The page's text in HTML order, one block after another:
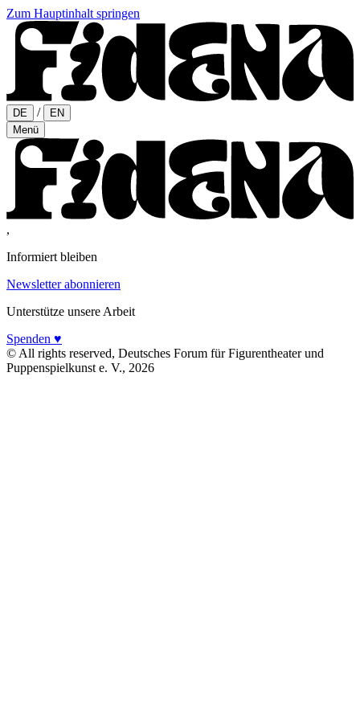
Zum Hauptinhalt springen
DE /
EN
Menü
,
Informiert bleiben
Newsletter abonnieren
Unterstütze unsere Arbeit
Spenden ♥
© All rights reserved, Deutsches Forum für Figurentheater und
Puppenspielkunst e. V., 2026